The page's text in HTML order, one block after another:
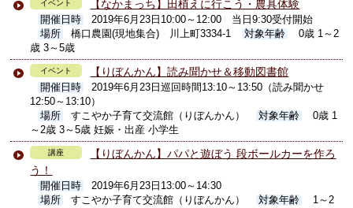
イベント 【なかまっち】田植えに行こう・農具体験
開催日時
2019年6月23日10:00～12:00 当日9:30受付開始
場所
橋口農園(現地集合) 川上町3334-1 対象年齢
0歳 1～2
歳 3～5歳
イベント 【りぼんかん】読み聞かせ＆移動図書館
開催日時
2019年6月23日巡回時間13:10～13:50（読み聞かせ
12:50～13:10）
場所
すこやか子育て交流館（りぼんかん） 対象年齢
0歳 1
～2歳 3～5歳 妊娠・出産 小学生
講座
【りぼんかん】パパと遊ぼう 段ボールカーを作ろ
う！
開催日時
2019年6月23日13:00～14:30
場所
すこやか子育て交流館（りぼんかん） 対象年齢
1～2